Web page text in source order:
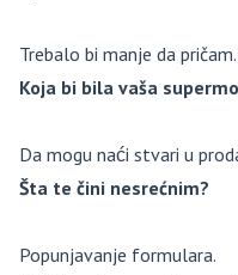
Trebalo bi manje da pričam.
Koja bi bila vaša
Da mogu naći stvari u
Šta te čini nesrećnim?
Popunjavanje formulara.